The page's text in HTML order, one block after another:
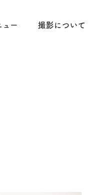
ュー 撮影について